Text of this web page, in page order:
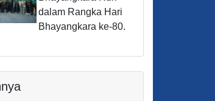
dalam Rangka Hari
Bhayangkara ke-80.